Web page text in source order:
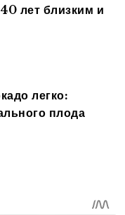
лет близким и
легко:
плода